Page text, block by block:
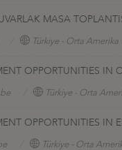
MASA
Türkiye - Orta
OPPORTUNITIES IN
Türkiye - Orta
OPPORTUNITIES IN
Türkiye - Orta